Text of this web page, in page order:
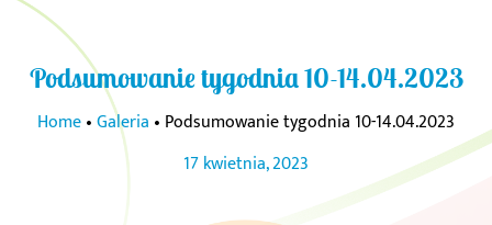
Podsumowanie tygodnia 10-14.04.2023
Home•Galeria • Podsumowanie tygodnia 10-14.04.2023
17 kwietnia, 2023